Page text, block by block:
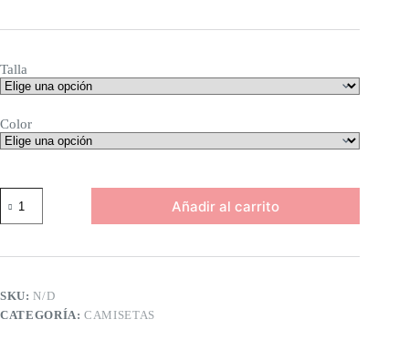
Talla
Color
Moderna
cantidad
Añadir al carrito
SKU:N/D
CATEGORÍA:CAMISETAS